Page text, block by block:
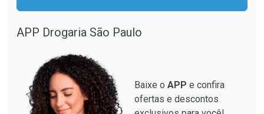
APP Drogaria São Paulo
Baixe o APP e confira
ofertas e descontos